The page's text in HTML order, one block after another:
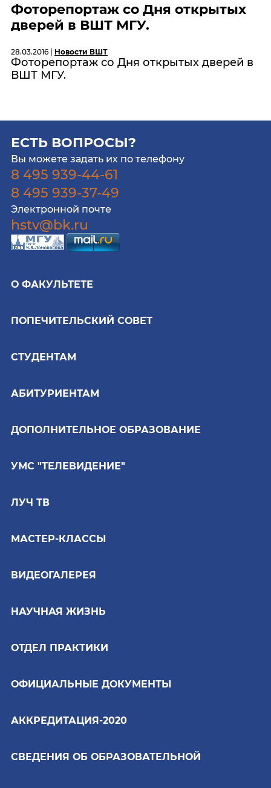
Фоторепортаж со Дня открытых
дверей в ВШТ МГУ.
28.03.2016 | Новости ВШТ
Фоторепортаж со Дня открытых дверей в
ВШТ МГУ.
ЕСТЬ ВОПРОСЫ?
Вы можете задать их по телефону
8 495 939-44-61
8 495 939-37-49
Электронной почте
hstv@bk.ru
О ФАКУЛЬТЕТЕ
ПОПЕЧИТЕЛЬСКИЙ СОВЕТ
СТУДЕНТАМ
АБИТУРИЕНТАМ
ДОПОЛНИТЕЛЬНОЕ ОБРАЗОВАНИЕ
УМС "ТЕЛЕВИДЕНИЕ"
ЛУЧ ТВ
МАСТЕР-КЛАССЫ
ВИДЕОГАЛЕРЕЯ
НАУЧНАЯ ЖИЗНЬ
ОТДЕЛ ПРАКТИКИ
ОФИЦИАЛЬНЫЕ ДОКУМЕНТЫ
АККРЕДИТАЦИЯ-2020
СВЕДЕНИЯ ОБ ОБРАЗОВАТЕЛЬНОЙ